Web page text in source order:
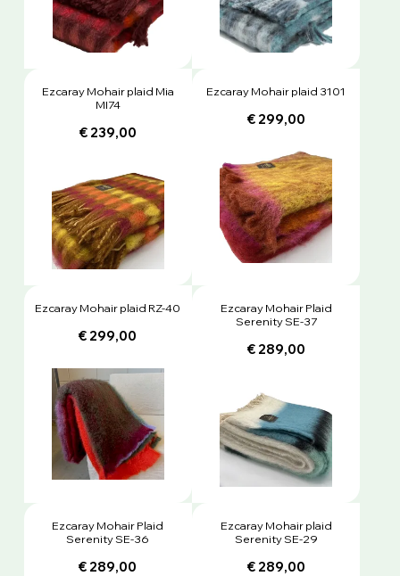
Ezcaray Mohair plaid Mia
MI74
€ 239,00
Ezcaray Mohair plaid 3101
€ 299,00
Ezcaray Mohair plaid RZ-40
€ 299,00
Ezcaray Mohair Plaid
Serenity SE-37
€ 289,00
Ezcaray Mohair Plaid
Serenity SE-36
€ 289,00
Ezcaray Mohair plaid
Serenity SE-29
€ 289,00